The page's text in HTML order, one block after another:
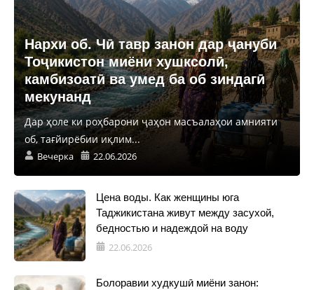
Нархи об. Чӣ тавр занон дар ҷануби
Тоҷикистон миёни хушксолӣ,
камбизоатӣ ва умед ба об зиндагӣ
мекунанд
Дар ҳоле ки роҳбарони ҷаҳон масъалаҳои амнияти
об, тағйирёбии иқлим...
Вечерка 22.06.2026
Цена воды. Как женщины юга
Таджикистана живут между засухой,
бедностью и надеждой на воду
22.06.2026
Болоравии худкушӣ миёни занон: